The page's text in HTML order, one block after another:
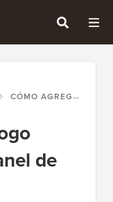
CÓMO AGREGAR UN LOGO PERSONALIZADO AL PANEL DE WORDPRESS
de